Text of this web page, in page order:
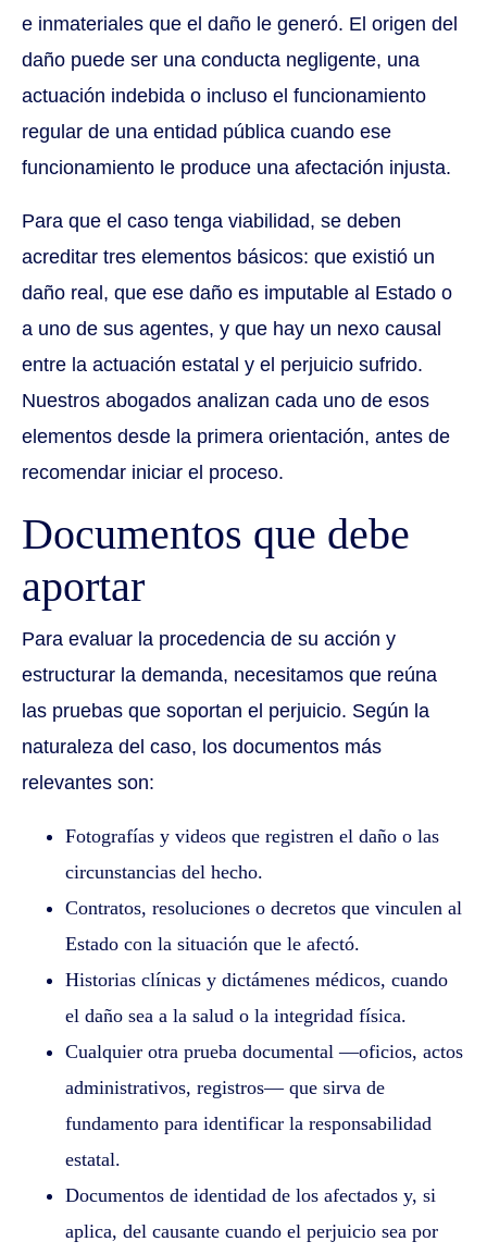
e inmateriales que el daño le generó. El origen del
daño puede ser una conducta negligente, una
actuación indebida o incluso el funcionamiento
regular de una entidad pública cuando ese
funcionamiento le produce una afectación injusta.
Para que el caso tenga viabilidad, se deben
acreditar tres elementos básicos: que existió un
daño real, que ese daño es imputable al Estado o
a uno de sus agentes, y que hay un nexo causal
entre la actuación estatal y el perjuicio sufrido.
Nuestros abogados analizan cada uno de esos
elementos desde la primera orientación, antes de
recomendar iniciar el proceso.
Documentos que debe
aportar
Para evaluar la procedencia de su acción y
estructurar la demanda, necesitamos que reúna
las pruebas que soportan el perjuicio. Según la
naturaleza del caso, los documentos más
relevantes son:
Fotografías y videos que registren el daño o las
circunstancias del hecho.
Contratos, resoluciones o decretos que vinculen al
Estado con la situación que le afectó.
Historias clínicas y dictámenes médicos, cuando
el daño sea a la salud o la integridad física.
Cualquier otra prueba documental —oficios, actos
administrativos, registros— que sirva de
fundamento para identificar la responsabilidad
estatal.
Documentos de identidad de los afectados y, si
aplica, del causante cuando el perjuicio sea por